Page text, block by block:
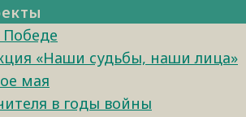
Победе
«Наши судьбы, наши лица»
мая
в годы войны